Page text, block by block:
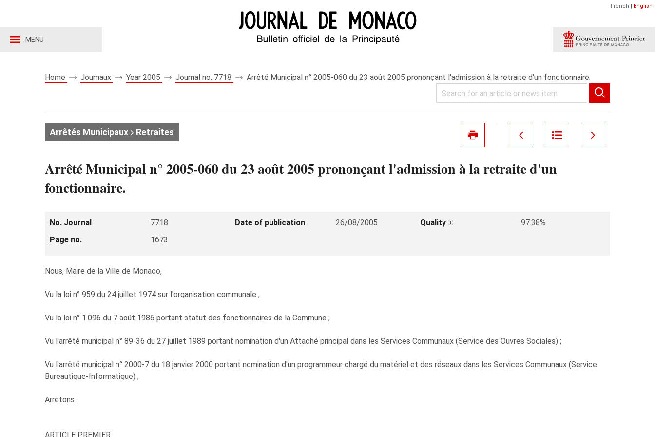
MENU
French | English
Home Journaux Year 2005 Journal no. 7718 Arrêté Municipal n° 2005-060 du 23 août 2005 prononçant l'admission à la retraite d'un fonctionnaire.
Arrêtés Municipaux Retraites
Arrêté Municipal n° 2005-060 du 23 août 2005 prononçant l'admission à la retraite d'un
fonctionnaire.
No. Journal 7718 Date of publication 26/08/2005 Quality
97.38%
Page no.
1673
Nous, Maire de la Ville de Monaco,
Vu la loi n° 959 du 24 juillet 1974 sur l'organisation communale ;
Vu la loi n° 1.096 du 7 août 1986 portant statut des fonctionnaires de la Commune ;
Vu l'arrêté municipal n° 89-36 du 27 juillet 1989 portant nomination d'un Attaché principal dans les Services Communaux (Service des Ouvres Sociales) ;
Vu l'arrêté municipal n° 2000-7 du 18 janvier 2000 portant nomination d'un programmeur chargé du matériel et des réseaux dans les Services Communaux (Service
Bureautique-Informatique) ;
Arrêtons :
ARTICLE PREMIER.